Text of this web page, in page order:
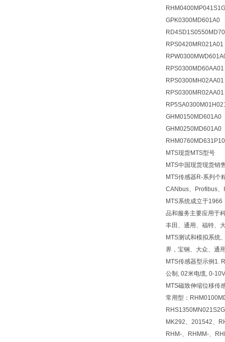
GPK0300MD601A0
RPS0420MR021A01
RPS0300MD60AA01
RPS0300MH02AA01
RPS0300MR02AA01
GHM0150MD601A0
GHM0250MD601A0
MTS现货MTS型号
MTS中国现货现货销
MTS传感器R-系列个
CANbus、Profibus、
MTS系统成立于
品和服务主要应用于
丰田、通用、福特、
MTS测试和模拟系统
界，宝钢、大众、通
MTS传感器型示例1.
公制, 02米电缆, 0-
MTS磁致伸缩位移传
常用型：
MK292、201542、
RHM-、RHMM-、